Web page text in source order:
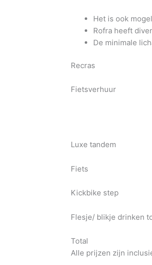
Het is ook
Rofra heeft
De minimale
Recras
Fietsverhuur
Luxe tandem
Fiets
Kickbike step
Flesje/ blikje drinken
Total
Alle prijzen zijn